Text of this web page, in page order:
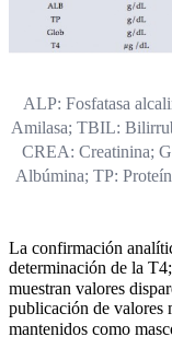
ALP: Fosfatasa
Amilasa; TBIL:
CREA: Creatinina;
Albúmina; TP:
La confirmación
determinación de la
muestran valores
publicación de valores
mantenidos como